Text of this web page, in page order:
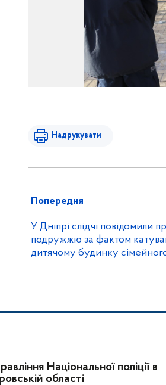
Надрукувати
Попередня
У Дніпрі слідчі повідомили
подружжю за фактом
дитячому будинку
Національної поліції в
області